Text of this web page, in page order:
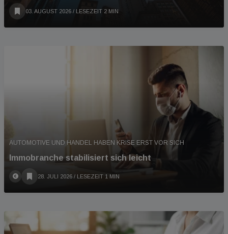
03. AUGUST 2026 / LESEZEIT 2 MIN
AUTOMOTIVE UND HANDEL HABEN KRISE ERST VOR SICH
Immobranche stabilisiert sich leicht
28. JULI 2026 / LESEZEIT 1 MIN